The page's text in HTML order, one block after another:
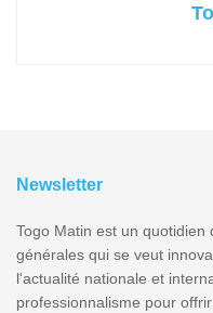
Newsletter
Togo Matin est un
générales qui se veut
l'actualité nationale et
professionnalisme pour